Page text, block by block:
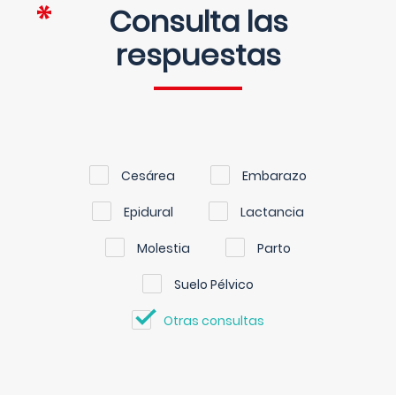
Consulta las
respuestas
Cesárea Embarazo
Epidural Lactancia
Molestia Parto
Suelo Pélvico
Otras consultas